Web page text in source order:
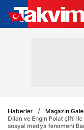
Haberler
Magazin
Dilan ve Engin Polat çifti ile
sosyal medya fenomeni